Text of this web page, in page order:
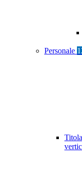
Personale